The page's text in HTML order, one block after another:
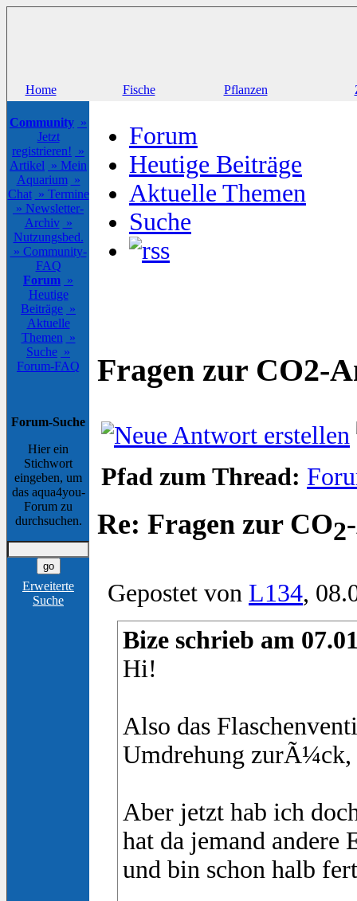
Home Fische Pflanzen
Community »
Jetzt
registrieren! »
Artikel » Mein
Aquarium »
Chat » Termine
» Newsletter-
Archiv »
Nutzungsbed.
» Community-
FAQ
Forum »
Heutige
Beiträge »
Aktuelle
Themen »
Suche »
Forum-FAQ
Forum-Suche
Hier ein
Stichwort
eingeben, um
das aqua4you-
Forum zu
durchsuchen.
Erweiterte
Suche
Forum
Heutige Beiträge
Aktuelle Themen
Suche
Fragen zur CO2-
Pfad zum Thread:
Re: Fragen zur CO2
Gepostet von L134,
Bize schrieb am
Hi!
Also das
Umdrehung zurÃ¼ck,
Aber jetzt hab ich
hat da jemand andere
und bin schon halb